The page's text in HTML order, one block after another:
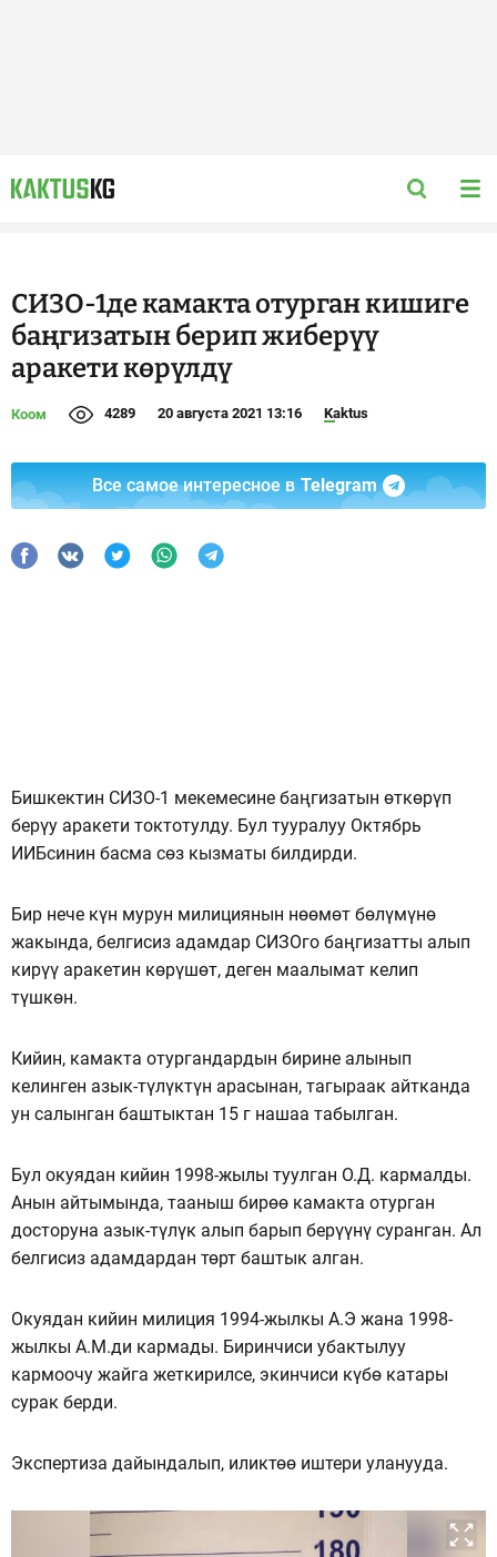
СИЗО-1де камакта отурган кишиге
баңгизатын берип жиберүү
аракети көрүлдү
Коом 4289 20 августа 2021 13:16 Kaktus
Все самое интересное в Telegram
Бишкектин СИЗО-1 мекемесине баңгизатын өткөрүп
берүу аракети токтотулду. Бул тууралуу Октябрь
ИИБсинин басма сөз кызматы билдирди.
Бир нече күн мурун милициянын нөөмөт бөлүмүнө
жакында, белгисиз адамдар СИЗОго баңгизатты алып
кирүү аракетин көрүшөт, деген маалымат келип
түшкөн.
Кийин, камакта отургандардын бирине алынып
келинген азык-түлүктүн арасынан, тагыраак айтканда
ун салынган баштыктан 15 г нашаа табылган.
Бул окуядан кийин 1998-жылы туулган О.Д. кармалды.
Анын айтымында, тааныш бирөө камакта отурган
досторуна азык-түлүк алып барып берүүнү суранган. Ал
белгисиз адамдардан төрт баштык алган.
Окуядан кийин милиция 1994-жылкы А.Э жана 1998-
жылкы А.М.ди кармады. Биринчиси убактылуу
кармоочу жайга жеткирилсе, экинчиси күбө катары
сурак берди.
Экспертиза дайындалып, иликтөө иштери уланууда.